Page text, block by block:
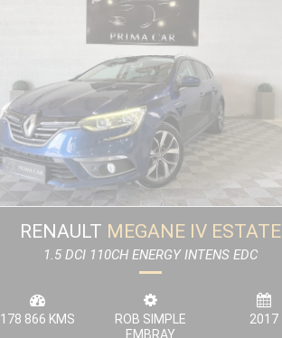
RENAULT MEGANE IV ESTATE
1.5 DCI 110CH ENERGY INTENS EDC
178 866 KMS
ROB SIMPLE
EMBRAY
2017